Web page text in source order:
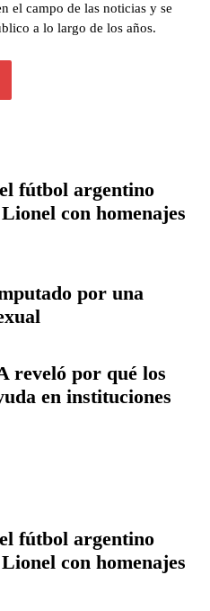
el campo de las noticias y se
a lo largo de los años.
fútbol argentino
con homenajes
por una
reveló por qué los
en instituciones
fútbol argentino
con homenajes